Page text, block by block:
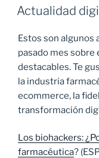
Actualidad
Estos son algunos
pasado mes
destacables. Te
la industria
ecommerce, la
transformación
Los biohackers:
farmacéutica?